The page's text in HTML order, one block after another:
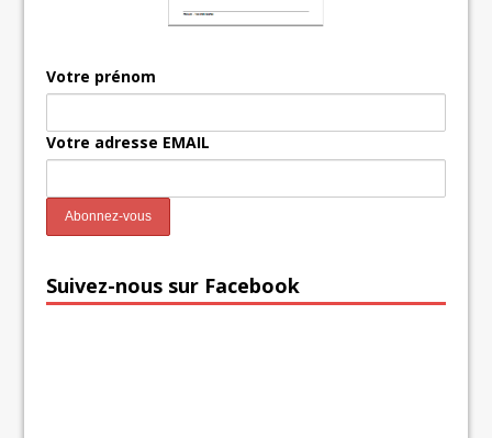
Votre prénom
Votre adresse EMAIL
Suivez-nous sur Facebook